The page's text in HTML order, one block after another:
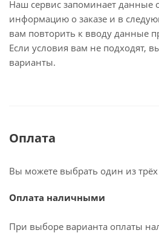
Наш сервис запоминает данные
информацию о заказе и в
вам повторить к вводу данные
Если условия вам не подходят,
варианты.
Оплата
Вы можете выбрать один из
Оплата наличными
При выборе варианта оплаты